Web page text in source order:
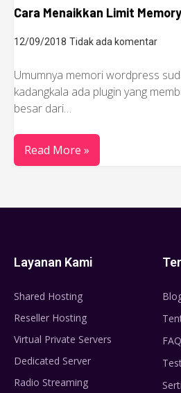
Cara Menaikkan Limit
12/09/2018 Tidak ada komentar
Umumnya memori wordpress
kadangkala ada plugin yang
besar dari…
Read More »
Layanan Kami
Shared Hosting
Reseller Hosting
Virtual Private Servers
Dedicated Server
Radio Streaming
FAQ